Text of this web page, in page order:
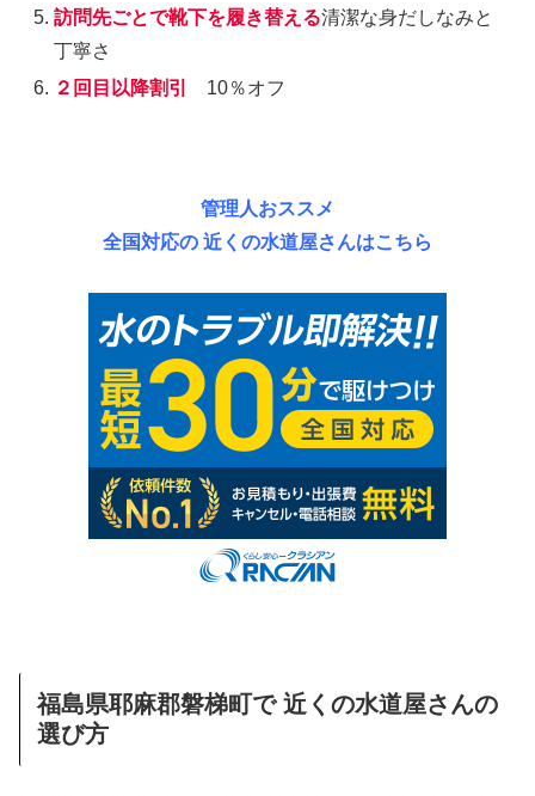
訪問先ごとで靴下を履き替える清潔な身だしなみと
丁寧さ
２回目以降割引
10％オフ
管理人おススメ
全国対応の 近くの水道屋さんはこちら
福島県耶麻郡磐梯町で 近くの水道屋さんの
選び方